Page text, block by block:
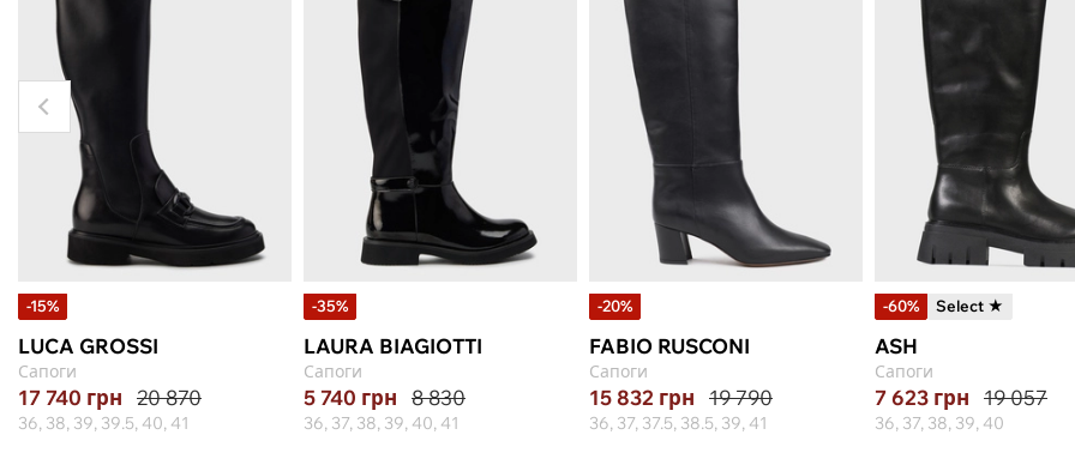
-15%
LUCA GROSSI
Сапоги
17 740 грн 20 870
36, 38, 39, 39.5, 40, 41
-35%
LAURA BIAGIOTTI
Сапоги
5 740 грн 8 830
36, 37, 38, 39, 40, 41
-20%
FABIO RUSCONI
Сапоги
15 832 грн 19 790
36, 37, 37.5, 38.5, 39, 41
-60% Select ★
ASH
Сапоги
7 623 грн 19 057
36, 37, 38, 39, 40